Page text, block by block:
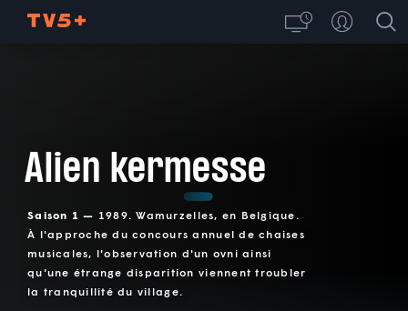
Alien kermesse
Saison 1 — 1989. Wamurzelles, en Belgique.
À l'approche du concours annuel de chaises
musicales, l'observation d'un ovni ainsi
qu'une étrange disparition viennent troubler
la tranquillité du village.